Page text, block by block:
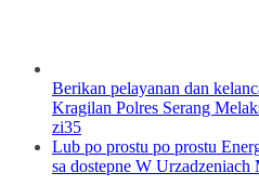
Berikan pelayanan dan
Kragilan Polres Serang
zi35
Lub po prostu po prostu
sa dostepne W